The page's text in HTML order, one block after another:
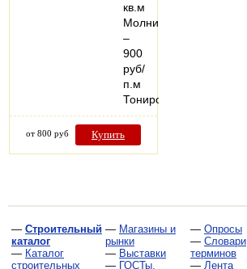
кв.м
Молния
–
900
руб/
п.м
Тонированный…
от 800 руб Купить
— Строительный
каталог
— Каталог
строительных
— Магазины и
рынки
— Выставки
— ГОСТы,
— Опросы
— Словари
терминов
— Лента